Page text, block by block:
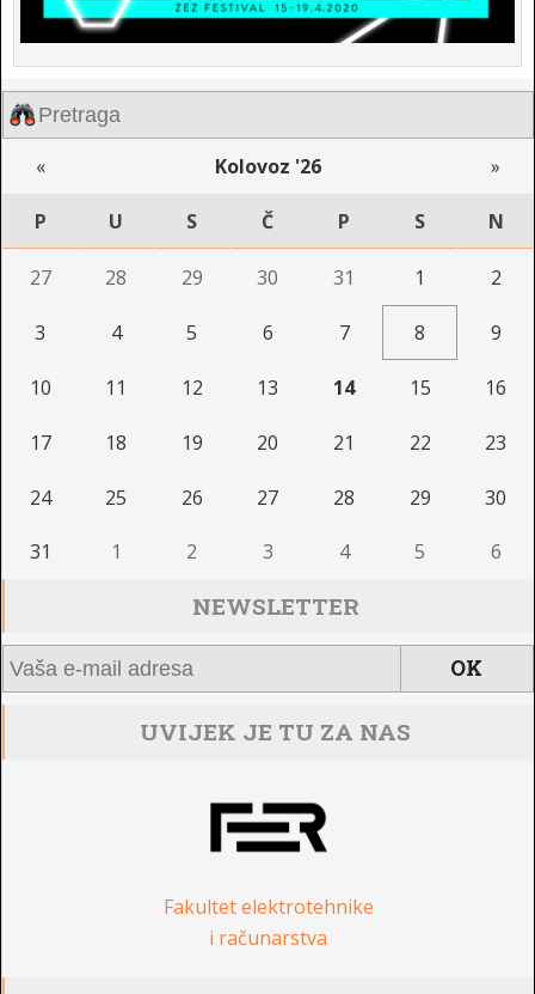
« Kolovoz '26 »
P U S Č P S N
27 28 29 30 31 1 2
3 4 5 6 7 8 9
10 11 12 13 14 15 16
17 18 19 20 21 22 23
24 25 26 27 28 29 30
31 1 2 3 4 5 6
NEWSLETTER
UVIJEK JE TU ZA NAS
Fakultet elektrotehnike
i računarstva